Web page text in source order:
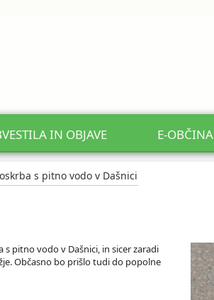
IN OBJAVE E-OBČINA
s pitno vodo v Dašnici
s pitno vodo v Dašnici, in sicer zaradi
Občasno bo prišlo tudi do popolne